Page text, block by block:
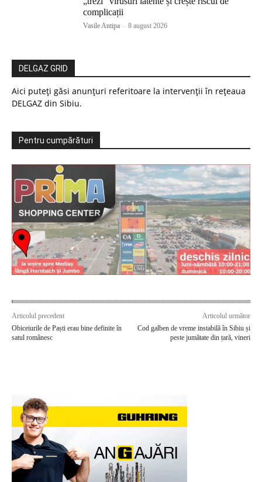
complicații
Vasile Antipa - 8 august 2026
DELGAZ GRID
Aici puteți găsi anunțuri referitoare la intervenții în rețeaua
DELGAZ din Sibiu.
Pentru cumpărături
Articolul precedent
Obiceiurile de Paști erau bine definite în
satul românesc
Articolul următor
Cod galben de vreme instabilă în Sibiu și
peste jumătate din țară, vineri